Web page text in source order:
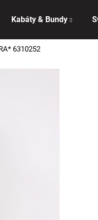
Kabáty & Bundy
6310252
Co potřebujete